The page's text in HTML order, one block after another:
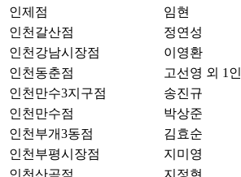
인제점
임현
인천갈산점
정연성
인천강남시장점
이영환
인천동춘점
고선영 외 1인
인천만수3지구점
송진규
인천만수점
박상준
인천부개3동점
김효순
인천부평시장점
지미영